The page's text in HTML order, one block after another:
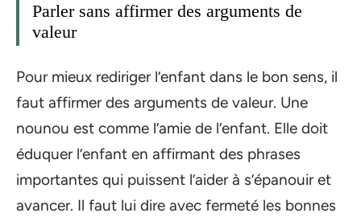
Parler sans affirmer des arguments de
valeur
Pour mieux rediriger l’enfant dans le bon sens, il
faut affirmer des arguments de valeur. Une
nounou est comme l’amie de l’enfant. Elle doit
éduquer l’enfant en affirmant des phrases
importantes qui puissent l’aider à s’épanouir et
avancer. Il faut lui dire avec fermeté les bonnes